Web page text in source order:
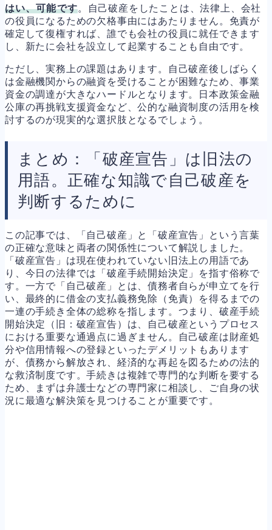
はい、可能です。自己破産をしたことは、法律上、会社
の役員になるための欠格事由にはあたりません。免責が
確定して復権すれば、誰でも会社の役員に就任できます
し、新たに会社を設立して起業することも自由です。
ただし、実務上の課題はあります。自己破産後しばらく
は金融機関からの融資を受けることが困難なため、事業
資金の調達が大きなハードルとなります。日本政策金融
公庫の再挑戦支援資金など、公的な融資制度の活用を検
討するのが現実的な選択肢となるでしょう。
まとめ：「破産宣告」は旧法の
用語。正確な知識で自己破産を
判断するために
この記事では、「自己破産」と「破産宣告」という言葉
の正確な意味と両者の関係性について解説しました。
「破産宣告」は現在使われていない旧法上の用語であ
り、今日の法律では「破産手続開始決定」を指す俗称で
す。一方で「自己破産」とは、債務者自らが申立てを行
い、最終的に借金の支払義務免除（免責）を得るまでの
一連の手続き全体の総称を指します。つまり、破産手続
開始決定（旧：破産宣告）は、自己破産というプロセス
における重要な通過点に過ぎません。自己破産は財産処
分や信用情報への登録といったデメリットもあります
が、債務から解放され、経済的な再起を図るための法的
な救済制度です。手続きは複雑で専門的な判断を要する
ため、まずは弁護士などの専門家に相談し、ご自身の状
況に最適な解決策を見つけることが重要です。